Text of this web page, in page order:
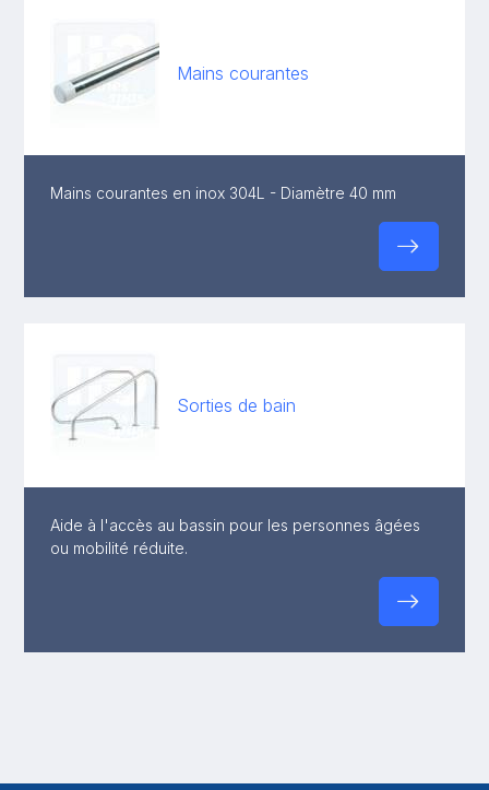
Mains courantes
Mains courantes en inox 304L - Diamètre 40 mm
Sorties de bain
Aide à l'accès au bassin pour les personnes âgées
ou mobilité réduite.